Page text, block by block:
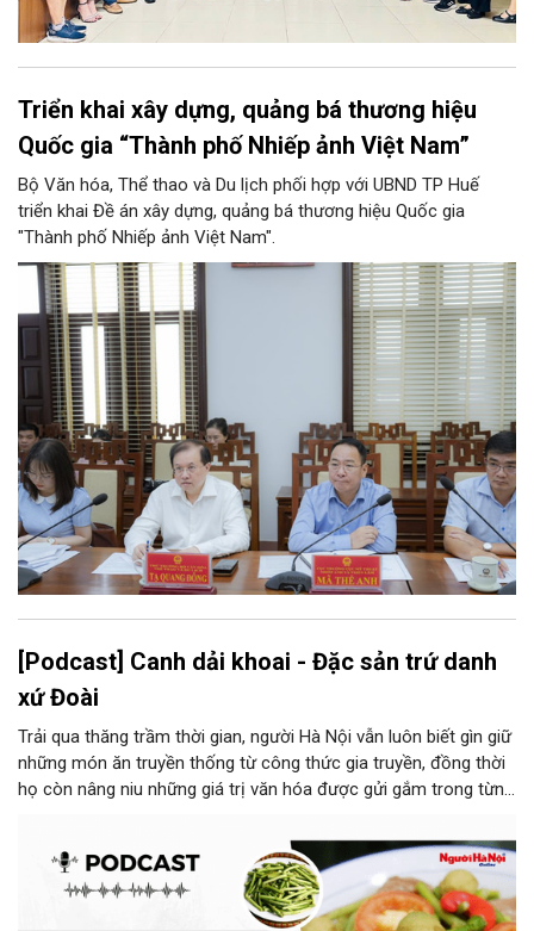
Triển khai xây dựng, quảng bá thương hiệu
Quốc gia “Thành phố Nhiếp ảnh Việt Nam”
Bộ Văn hóa, Thể thao và Du lịch phối hợp với UBND TP Huế
triển khai Đề án xây dựng, quảng bá thương hiệu Quốc gia
"Thành phố Nhiếp ảnh Việt Nam".
[Podcast] Canh dải khoai - Đặc sản trứ danh
xứ Đoài
Trải qua thăng trầm thời gian, người Hà Nội vẫn luôn biết gìn giữ
những món ăn truyền thống từ công thức gia truyền, đồng thời
họ còn nâng niu những giá trị văn hóa được gửi gắm trong từng
thức. Và canh dải khoai là một món ăn như thế.